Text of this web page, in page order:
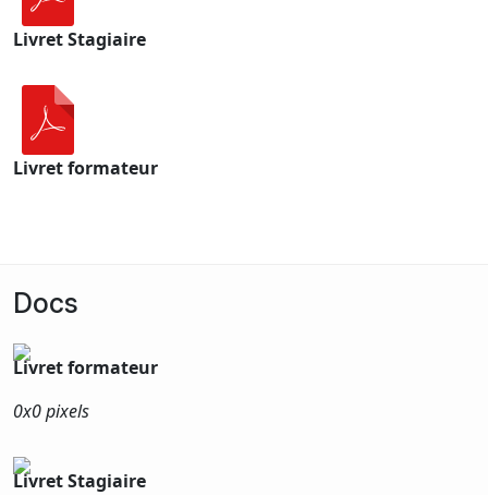
Livret Stagiaire
Livret formateur
Docs
Livret formateur
0x0 pixels
Livret Stagiaire